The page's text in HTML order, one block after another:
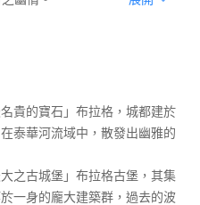
名貴的寶石」布拉格，城都建於
泰華河流域中，散發出幽雅的
之古城堡」布拉格古堡，其集
一身的龐大建築群，過去的波